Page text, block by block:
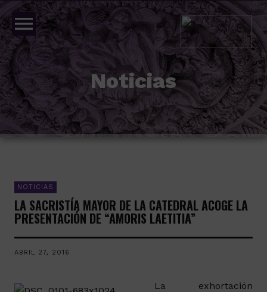
menu
Noticias
NOTICIAS
LA SACRISTÍA MAYOR DE LA CATEDRAL ACOGE LA
PRESENTACIÓN DE “AMORIS LAETITIA”
ABRIL 27, 2016
La exhortación